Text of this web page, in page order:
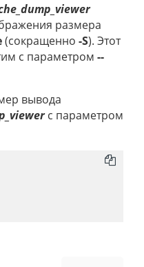
размера
(сокращенно -S). Этот
с параметром --
вывода
с параметром